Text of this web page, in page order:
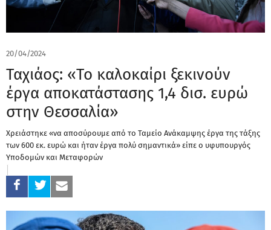
20/04/2024
Ταχιάος: «Το καλοκαίρι ξεκινούν
έργα αποκατάστασης 1,4 δισ. ευρώ
στην Θεσσαλία»
Χρειάστηκε «να αποσύρουμε από το Ταμείο Ανάκαμψης έργα της τάξης
των 600 εκ. ευρώ και ήταν έργα πολύ σημαντικά» είπε ο υφυπουργός
Υποδομών και Μεταφορών